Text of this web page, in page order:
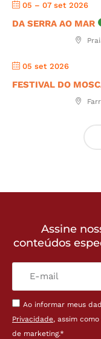
05 – 07 set 2026
DA SERRA AO MAR
05 set 2026
FESTIVAL DO
Assine
conteúdos
Ao informar meus
Privacidade, assim
de marketing.*